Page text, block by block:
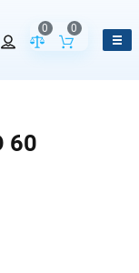
Vergleich der
0
Inhalt des
0
60